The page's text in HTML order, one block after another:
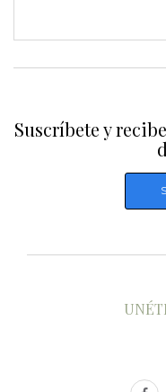
Suscríbete y